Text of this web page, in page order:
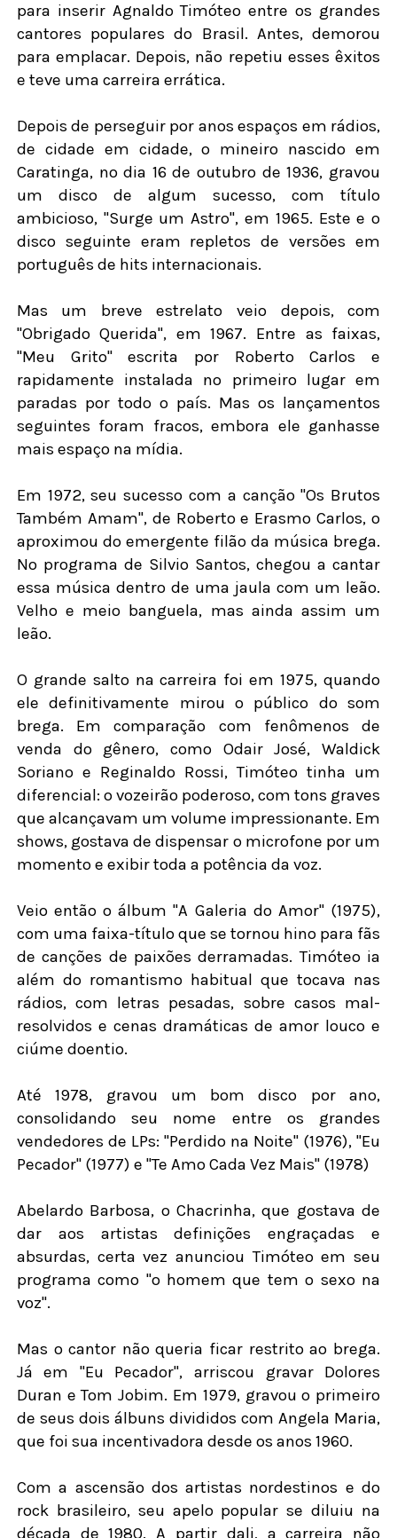
para inserir Agnaldo Timóteo entre os grandes
cantores populares do Brasil. Antes, demorou
para emplacar. Depois, não repetiu esses êxitos
e teve uma carreira errática.
Depois de perseguir por anos espaços em rádios,
de cidade em cidade, o mineiro nascido em
Caratinga, no dia 16 de outubro de 1936, gravou
um disco de algum sucesso, com título
ambicioso, "Surge um Astro", em 1965. Este e o
disco seguinte eram repletos de versões em
português de hits internacionais.
Mas um breve estrelato veio depois, com
"Obrigado Querida", em 1967. Entre as faixas,
"Meu Grito" escrita por Roberto Carlos e
rapidamente instalada no primeiro lugar em
paradas por todo o país. Mas os lançamentos
seguintes foram fracos, embora ele ganhasse
mais espaço na mídia.
Em 1972, seu sucesso com a canção "Os Brutos
Também Amam", de Roberto e Erasmo Carlos, o
aproximou do emergente filão da música brega.
No programa de Silvio Santos, chegou a cantar
essa música dentro de uma jaula com um leão.
Velho e meio banguela, mas ainda assim um
leão.
O grande salto na carreira foi em 1975, quando
ele definitivamente mirou o público do som
brega. Em comparação com fenômenos de
venda do gênero, como Odair José, Waldick
Soriano e Reginaldo Rossi, Timóteo tinha um
diferencial: o vozeirão poderoso, com tons graves
que alcançavam um volume impressionante. Em
shows, gostava de dispensar o microfone por um
momento e exibir toda a potência da voz.
Veio então o álbum "A Galeria do Amor" (1975),
com uma faixa-título que se tornou hino para fãs
de canções de paixões derramadas. Timóteo ia
além do romantismo habitual que tocava nas
rádios, com letras pesadas, sobre casos mal-
resolvidos e cenas dramáticas de amor louco e
ciúme doentio.
Até 1978, gravou um bom disco por ano,
consolidando seu nome entre os grandes
vendedores de LPs: "Perdido na Noite" (1976), "Eu
Pecador" (1977) e "Te Amo Cada Vez Mais" (1978)
Abelardo Barbosa, o Chacrinha, que gostava de
dar aos artistas definições engraçadas e
absurdas, certa vez anunciou Timóteo em seu
programa como "o homem que tem o sexo na
voz".
Mas o cantor não queria ficar restrito ao brega.
Já em "Eu Pecador", arriscou gravar Dolores
Duran e Tom Jobim. Em 1979, gravou o primeiro
de seus dois álbuns divididos com Angela Maria,
que foi sua incentivadora desde os anos 1960.
Com a ascensão dos artistas nordestinos e do
rock brasileiro, seu apelo popular se diluiu na
década de 1980. A partir dali, a carreira não